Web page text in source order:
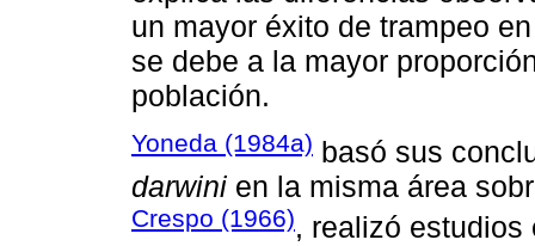
un mayor éxito de trampeo
se debe a la mayor
población.
Yoneda (1984a) basó sus
darwini en la misma área
Crespo (1966), realizó